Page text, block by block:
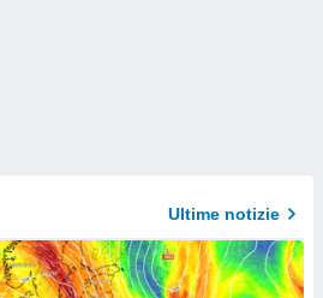
Ultime notizie